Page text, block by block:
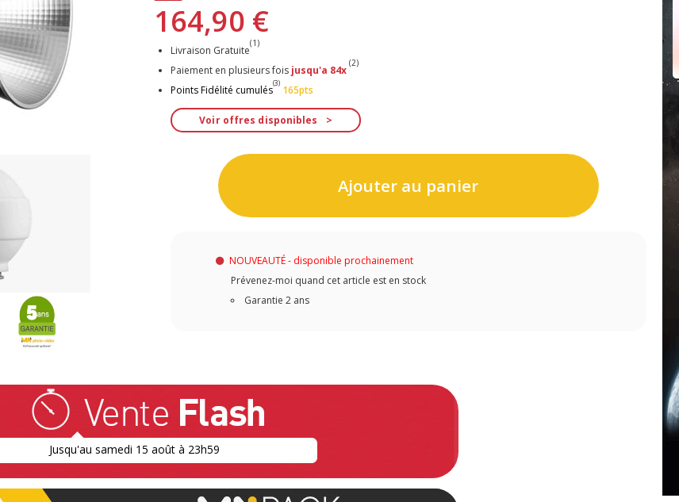
164,90 €
Livraison Gratuite
(1)
Paiement en plusieurs fois jusqu'a 84x
(2)
Points Fidélité cumulés
(3)
165pts
Voir offres disponibles
Ajouter au panier
NOUVEAUTÉ - disponible prochainement
Prévenez-moi quand cet article est en stock
Garantie 2 ans
Jusqu'au samedi 15 août à 23h59